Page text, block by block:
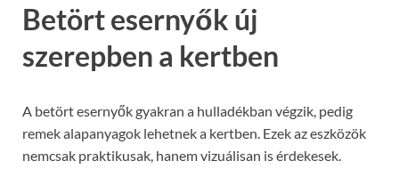
Betört esernyők új
szerepben a kertben
A betört esernyők gyakran a hulladékban végzik, pedig
remek alapanyagok lehetnek a kertben. Ezek az eszközök
nemcsak praktikusak, hanem vizuálisan is érdekesek.